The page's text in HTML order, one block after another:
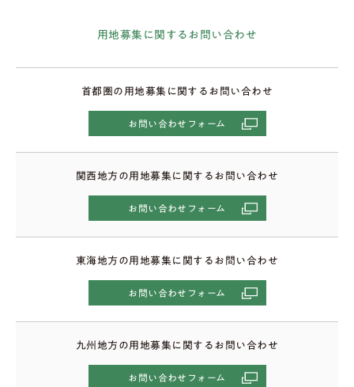
用地募集に関するお問い合わせ
首都圏の用地募集に関するお問い合わせ
お問い合わせフォーム
関西地方の用地募集に関するお問い合わせ
お問い合わせフォーム
東海地方の用地募集に関するお問い合わせ
お問い合わせフォーム
九州地方の用地募集に関するお問い合わせ
お問い合わせフォーム